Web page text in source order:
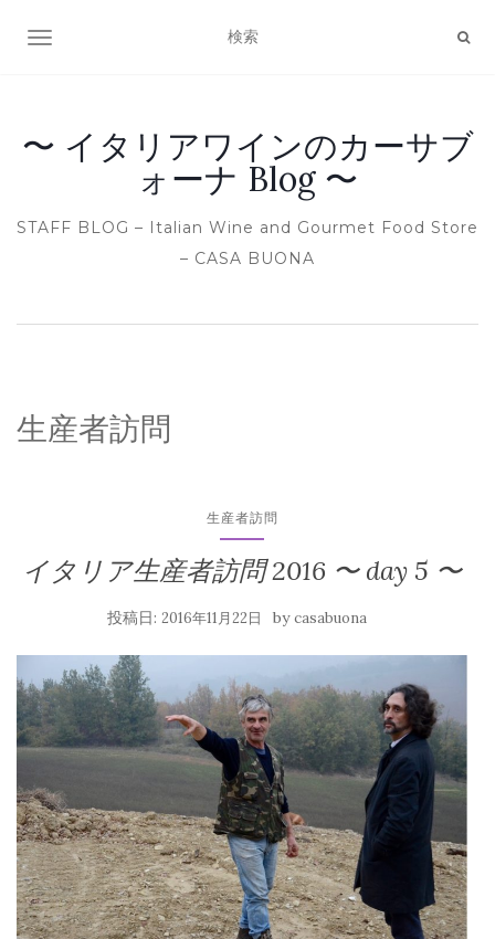
ナビゲーション切り替え
〜 イタリアワインのカーサブ
ォーナ Blog 〜
STAFF BLOG – Italian Wine and Gourmet Food Store
– CASA BUONA
生産者訪問
生産者訪問
イタリア生産者訪問 2016 〜 day 5 〜
投稿日: 2016年11月22日 bycasabuona